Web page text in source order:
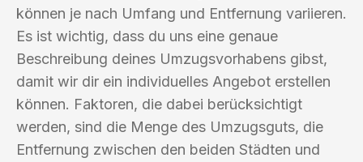
können je nach Umfang und Entfernung variieren.
Es ist wichtig, dass du uns eine genaue
Beschreibung deines Umzugsvorhabens gibst,
damit wir dir ein individuelles Angebot erstellen
können. Faktoren, die dabei berücksichtigt
werden, sind die Menge des Umzugsguts, die
Entfernung zwischen den beiden Städten und